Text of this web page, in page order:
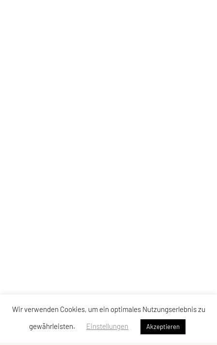
Wir verwenden Cookies, um ein optimales Nutzungserlebnis zu
gewährleisten.
Einstellungen Akzeptieren